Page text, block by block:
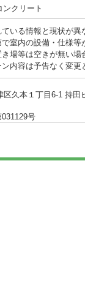
クリート
ている情報と現状が
で室内の設備・仕様
き場等は空きが無い
ン内容は予告なく変
久本１丁目6-1 持田
号